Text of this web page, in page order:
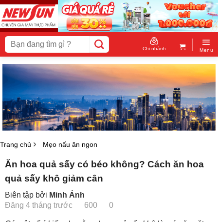
Skip
to
content
Tìm
kiếm:
Chi nhánh Menu
Trang chủ Mẹo nấu ăn ngon
Ăn hoa quả sấy có béo không? Cách ăn hoa
quả sấy khô giảm cân
Biên tập bởi Minh Ánh
Đăng 4 tháng trước
600 0